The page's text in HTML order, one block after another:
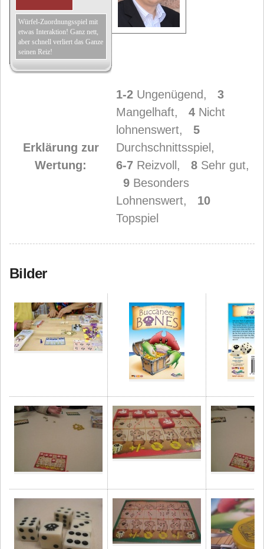
Würfel-Zuordnungsspiel mit
etwas Interaktion! Ganz nett,
aber schnell verliert das Ganze
seinen Reiz!
Erklärung zur
Wertung:
1-2 Ungenügend, 3
Mangelhaft, 4 Nicht
lohnenswert, 5
Durchschnittsspiel,
6-7 Reizvoll, 8 Sehr gut,
9 Besonders
Lohnenswert, 10
Topspiel
Bilder